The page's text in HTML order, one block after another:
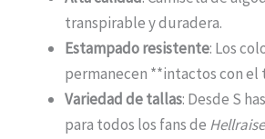
transpirable y duradera.
Estampado resistente: Los
permanecen **intactos con el
Variedad de tallas: Desde S
para todos los fans de